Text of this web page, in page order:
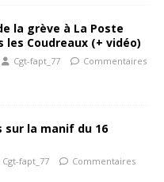
la grève à La Poste
les Coudreaux (+ vidéo)
Cgt-fapt_77
Commentaires
sur la manif du 16
Cgt-fapt_77
Commentaires